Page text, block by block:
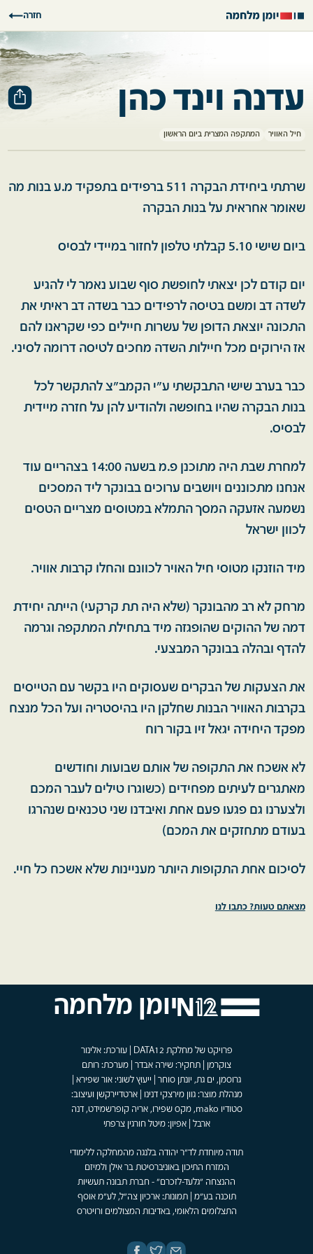
חזרה
עדנה וינד כהן
חיל האוויר המתקפה המצרית ביום הראשון
שרתתי ביחידת הבקרה 511 ברפידים בתפקיד מ.ע בנות מה
שאומר אחראית על בנות הבקרה
ביום שישי 5.10 קבלתי טלפון לחזור במיידי לבסיס
יום קודם לכן יצאתי לחופשת סוף שבוע נאמר לי להגיע
לשדה דב ומשם בטיסה לרפידים כבר בשדה דב ראיתי את
התכונה יוצאת הדופן של עשרות חיילים כפי שקראנו להם
אז הירוקים מכל חיילות השדה מחכים לטיסה דרומה לסיני.
כבר בערב שישי התבקשתי ע"י הקמב"צ להתקשר לכל
בנות הבקרה שהיו בחופשה ולהודיע להן על חזרה מיידית
לבסיס.
למחרת שבת היה מתוכנן פ.מ בשעה 14:00 בצהריים עוד
אנחנו מתכוננים ויושבים ערוכים בבונקר ליד המסכים
נשמעה אזעקה המסך התמלא במטוסים מצריים הטסים
לכוון ישראל
מיד הוזנקו מטוסי חיל האויר לכוונם והחלו קרבות אוויר.
מרחק לא רב מהבונקר (שלא היה תת קרקעי) הייתה יחידת
דמה של ההוקים שהופגזה מיד בתחילת המתקפה וגרמה
להדף ובהלה בבונקר המבצעי.
את הצעקות של הבקרים שעסוקים היו בקשר עם הטייסים
בקרבות האוויר הבנות שחלקן היו בהיסטריה ועל הכל מנצח
מפקד היחידה יגאל זיו בקור רוח
לא אשכח את התקופה של אותם שבועות וחודשים
מאתגרים לעיתים מפחידים (כשוגרו טילים לעבר המכם
ולצערנו גם פגעו פעם אחת ואיבדנו שני טכנאים שנהרגו
בעודם מתחזקים את המכם)
לסיכום אחת התקופות היותר מעניינות שלא אשכח כל חיי.
מצאתם טעות? כתבו לנו
יומן מלחמה
פרויקט של מחלקת DATA12 | עורכת: אלינור
צוקרמן | תחקיר: שירה אבדר | מערכת: רותם
גרוסמן, ים גת, יונתן סוחר | ייעוץ לשוני: אור שפירא |
מנהלת מוצר: גוון מירצקי דנינו | ארטדיירקשן ועיצוב:
סטודיו mako, מקס שפירו, אריה קופרשמידט, דנה
ארבל | אפיון: מיטל חורגין צרפתי
תודה מיוחדת לד"ר יהודה בלנגה מהמחלקה ללימודי
המזרח התיכון באוניברסיטת בר אילן ולמיזם
ההנצחה "גלעד-לזכרם" - חברת תבונה תעשיות
תוכנה בע"מ | תמונות: ארכיון צה"ל, לע"מ אוסף
התצלומים הלאומי, באדיבות המצולמים ורויטרס